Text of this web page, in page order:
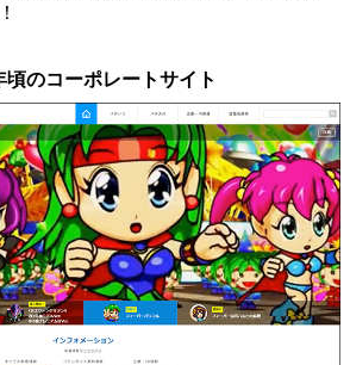
頃のコーポレートサイト